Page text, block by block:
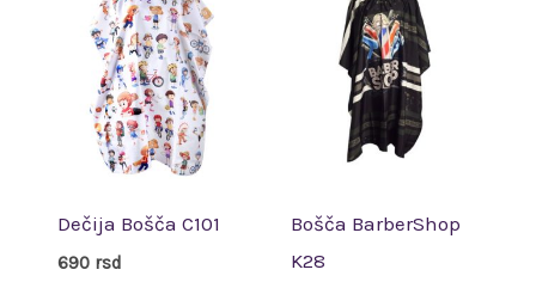
Dečija Bošča C101
690 rsd
Bošča BarberShop
K28